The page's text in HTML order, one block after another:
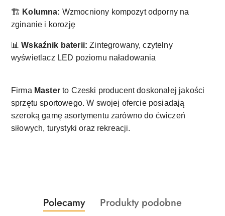
🏗️ Kolumna: Wzmocniony kompozyt odporny na
zginanie i korozję
📊Wskaźnik baterii: Zintegrowany, czytelny
wyświetlacz LED poziomu naładowania
Firma Masterto Czeski producent doskonałej jakości
sprzętu sportowego. W swojej ofercie posiadają
szeroką gamę asortymentu zarówno do ćwiczeń
siłowych, turystyki oraz rekreacji.
Pomiń karuzelę produktów
Produkty
Polecamy
Produkty
Produkty podobne